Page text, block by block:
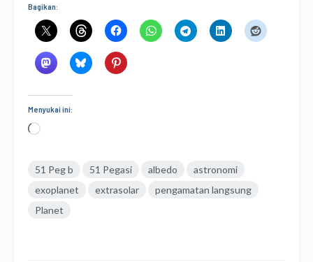
Bagikan:
Menyukai ini:
Memuat...
51 Peg b 51 Pegasi albedo
astronomi
exoplanet
extrasolar
pengamatan langsung
Planet